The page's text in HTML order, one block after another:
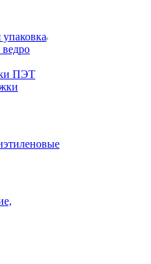
ПЭТ